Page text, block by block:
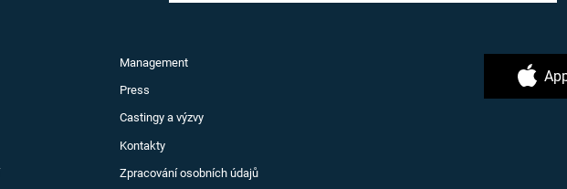
Management
Press
Castingy a výzvy
Kontakty
Zpracování osobních údajů